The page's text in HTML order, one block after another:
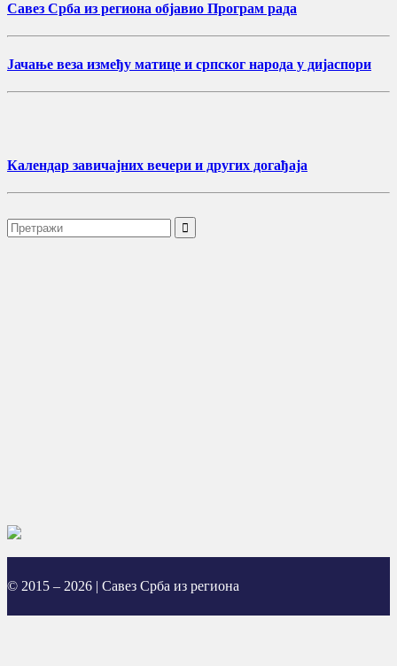
Савез Срба из региона објавио Програм рада
Јачање веза између матице и српског народа у дијаспори
Календар завичајних вечери и других догађаја
© 2015 – 2026 | Савез Срба из региона